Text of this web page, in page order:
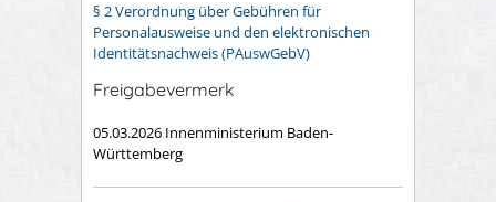
§ 2 Verordnung über Gebühren für
Personalausweise und den elektronischen
Identitätsnachweis (PAuswGebV)
Freigabevermerk
05.03.2026 Innenministerium Baden-
Württemberg